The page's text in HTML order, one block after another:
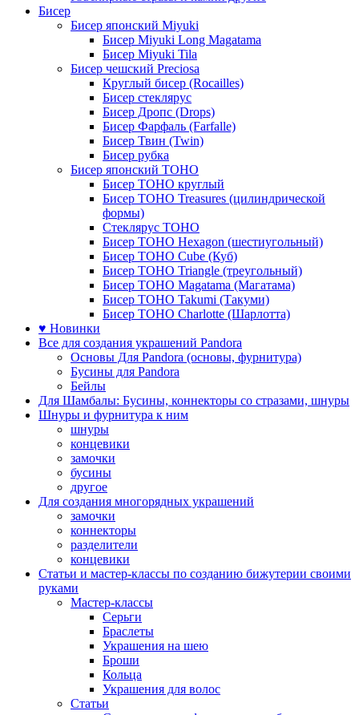
Бисер
Бисер японский Miyuki
Бисер Miyuki Long Magatama
Бисер Miyuki Tila
Бисер чешский Preciosa
Круглый бисер (Rocailles)
Бисер стеклярус
Бисер Дропс (Drops)
Бисер Фарфаль (Farfalle)
Бисер Твин (Twin)
Бисер рубка
Бисер японский TOHO
Бисер TOHO круглый
Бисер TOHO Treasures (цилиндрической
формы)
Стеклярус TOHO
Бисер TOHO Hexagon (шестиугольный)
Бисер TOHO Cube (Куб)
Бисер TOHO Triangle (треугольный)
Бисер TOHO Magatama (Магатама)
Бисер TOHO Takumi (Такуми)
Бисер TOHO Charlotte (Шарлотта)
♥ Новинки
Все для создания украшений Pandora
Основы Для Pandora (основы, фурнитура)
Бусины для Pandora
Бейлы
Для Шамбалы: Бусины, коннекторы со стразами, шнуры
Шнуры и фурнитура к ним
шнуры
концевики
замочки
бусины
другое
Для создания многорядных украшений
замочки
коннекторы
разделители
концевики
Статьи и мастер-классы по созданию бижутерии своими
руками
Мастер-классы
Серьги
Браслеты
Украшения на шею
Броши
Кольца
Украшения для волос
Статьи